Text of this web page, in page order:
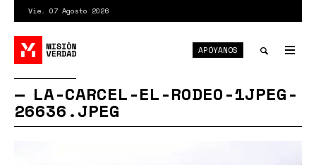
contenido
principal
Vie. 07 Agosto 2026
APÓYANOS
LA-CARCEL-EL-RODEO-1JPEG-
26636.JPEG